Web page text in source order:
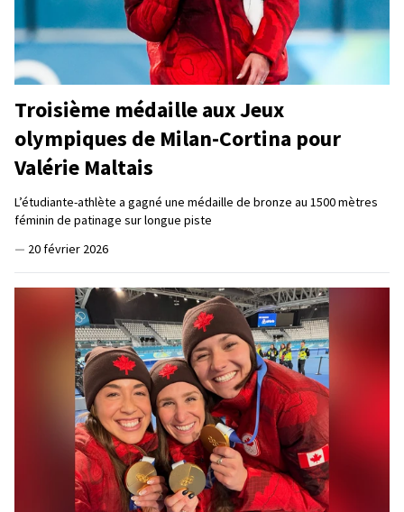
Troisième médaille aux Jeux
olympiques de Milan-Cortina pour
Valérie Maltais
L’étudiante-athlète a gagné une médaille de bronze au 1500 mètres
féminin de patinage sur longue piste
— 20 février 2026